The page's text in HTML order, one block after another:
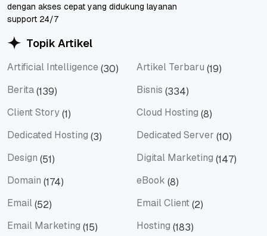
dengan akses cepat yang didukung layanan
support 24/7
Topik Artikel
Artificial Intelligence (30) Artikel Terbaru (19)
Berita(139) Bisnis (334)
Client Story(1) Cloud Hosting (8)
Dedicated Hosting (3) Dedicated Server (10)
Design (51) Digital Marketing (147)
Domain (174) eBook (8)
Email(52) Email Client(2)
Email Marketing (15) Hosting (183)